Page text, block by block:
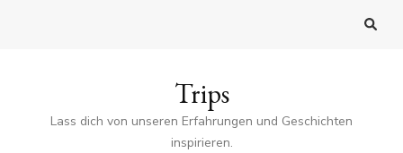
Trips
Lass dich von unseren Erfahrungen und Geschichten
inspirieren.